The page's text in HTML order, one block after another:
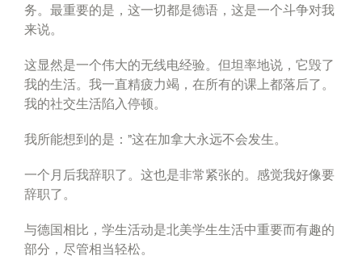
务。最重要的是，这一切都是德语，这是一个斗争对我
来说。
这显然是一个伟大的无线电经验。但坦率地说，它毁了
我的生活。我一直精疲力竭，在所有的课上都落后了。
我的社交生活陷入停顿。
我所能想到的是：”这在加拿大永远不会发生。
一个月后我辞职了。这也是非常紧张的。感觉我好像要
辞职了。
与德国相比，学生活动是北美学生生活中重要而有趣的
部分，尽管相当轻松。